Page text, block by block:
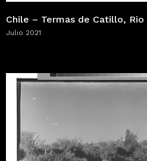
Chile – Termas de Catillo, Rio
Julio 2021